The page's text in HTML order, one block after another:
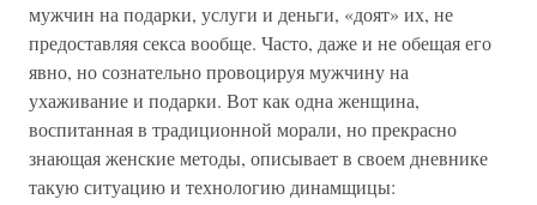
мужчин на подарки, услуги и деньги, «доят» их, не
предоставляя секса вообще. Часто, даже и не обещая его
явно, но сознательно провоцируя мужчину на
ухаживание и подарки. Вот как одна женщина,
воспитанная в традиционной морали, но прекрасно
знающая женские методы, описывает в своем дневнике
такую ситуацию и технологию динамщицы: